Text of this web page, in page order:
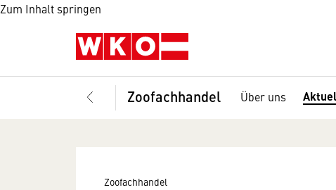
Zum Inhalt springen
Zoofachhandel Über uns
Zoofachhandel